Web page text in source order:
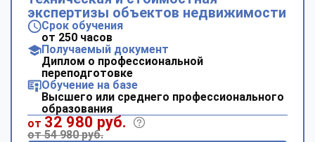
экспертизы объектов недвижимости
Срок обучения
от 250 часов
Получаемый документ
Диплом о профессиональной
переподготовке
Обучение на базе
Высшего или среднего профессионального
образования
от 32 980 руб.
от 54 980 руб.